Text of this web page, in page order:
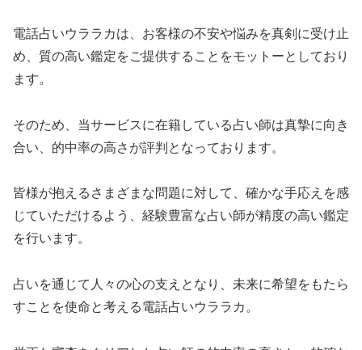
電話占いウララカは、お客様の不安や悩みを真剣に受け止
め、質の高い鑑定をご提供することをモットーとしており
ます。
そのため、当サービスに在籍している占い師は真摯に向き
合い、的中率の高さが評判となっております。
皆様が抱えるさまざまな問題に対して、確かな手応えを感
じていただけるよう、経験豊富な占い師が精度の高い鑑定
を行います。
占いを通じて人々の心の支えとなり、未来に希望をもたら
すことを使命と考える電話占いウララカ。